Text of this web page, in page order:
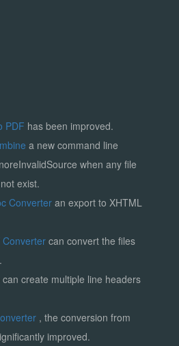
PDF has been improved.
a new command line
when any file
exist.
Converter an export to XHTML
Convertercan convert the files
can create multiple line headers
, the conversion from
improved.